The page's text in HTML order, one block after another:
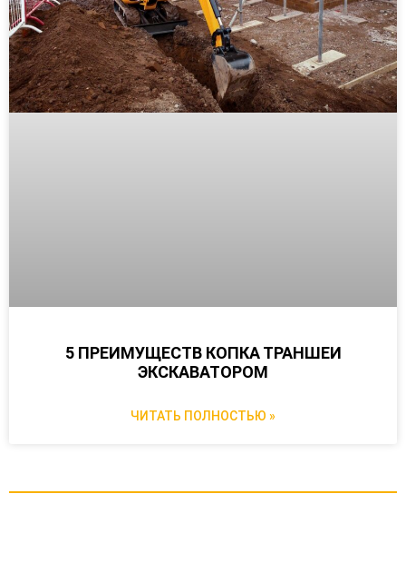
5 ПРЕИМУЩЕСТВ КОПКА ТРАНШЕИ
ЭКСКАВАТОРОМ
ЧИТАТЬ ПОЛНОСТЬЮ »